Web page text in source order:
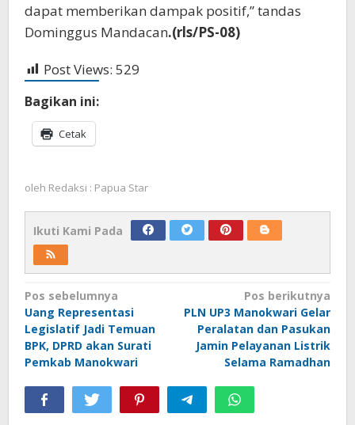
dapat memberikan dampak positif,” tandas
Dominggus Mandacan.(rls/PS-08)
Post Views: 529
Bagikan ini:
Cetak
oleh Redaksi : Papua Star
Ikuti Kami Pada
Navigasi
pos
Pos sebelumnya
Uang Representasi
Legislatif Jadi Temuan
BPK, DPRD akan Surati
Pemkab Manokwari
Pos berikutnya
PLN UP3 Manokwari Gelar
Peralatan dan Pasukan
Jamin Pelayanan Listrik
Selama Ramadhan